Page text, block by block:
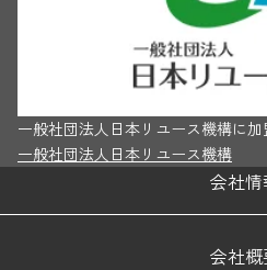
一般社団法人日本リユース機構に加
一般社団法人日本リユース機構
会社情
会社